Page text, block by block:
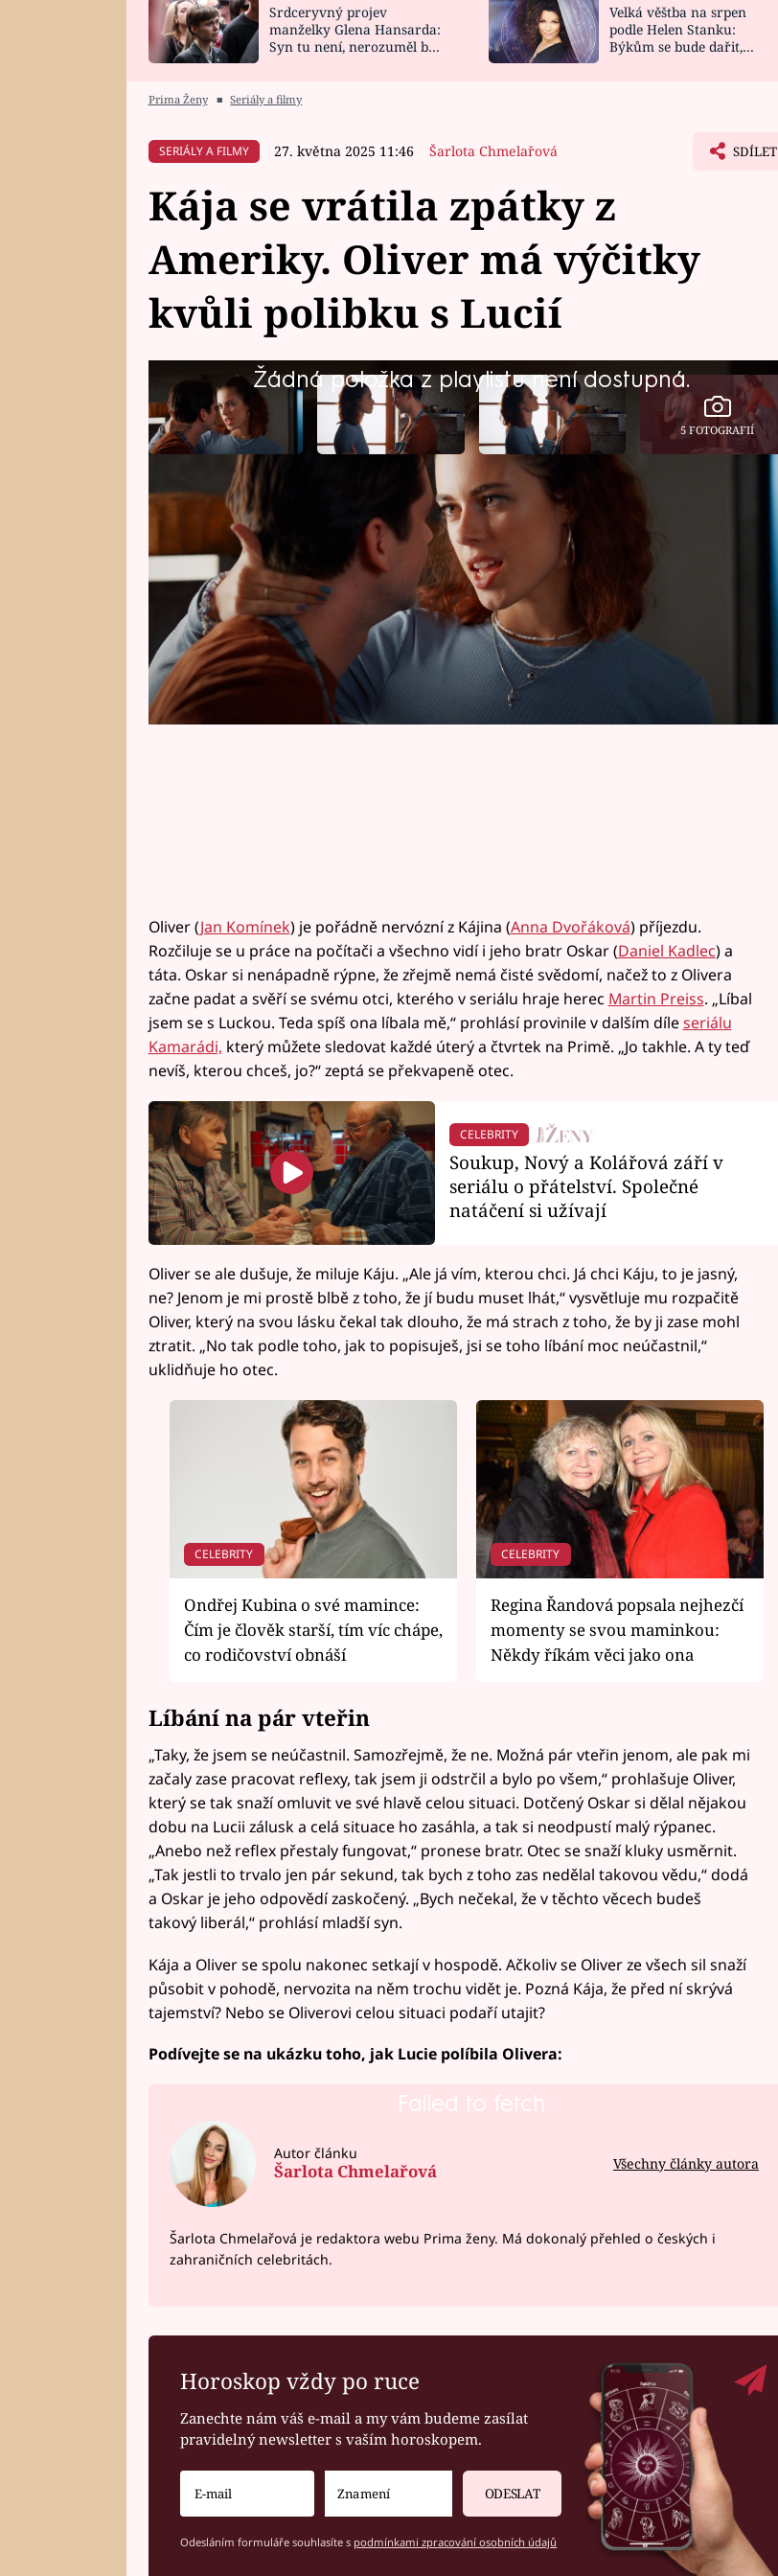
HOROSKOP NA
CELEBRITY
VAŘENÍ
NOVINKY
VIDEORECEPTY
Srdceryvný projev
manželky Glena Hansarda:
Syn tu není, nerozuměl by
Velká věštba na srpen
podle Helen Stanku:
Býkům se bude dařit,
Prima Ženy ■ Seriály a filmy
SERIÁLY A FILMY 27. května 2025 11:46 Šarlota Chmelařová SDÍLET
Kája se vrátila zpátky z
Ameriky. Oliver má výčitky
kvůli polibku s Lucií
Žádná položka z playlistu není dostupná.
5 FOTOGRAFIÍ
Kája (Anna Dvořáková) se konečně vrátila domů z Ameriky. Oliver (Jan
Komínek) má z jejího návratu smíšené pocity. Na jednu stranu se na
svou lásku strašně těší, na druhou stranu ho trápí pocit viny…
Oliver (Jan Komínek) je pořádně nervózní z Kájina (Anna Dvořáková) příjezdu.
Rozčiluje se u práce na počítači a všechno vidí i jeho bratr Oskar (Daniel Kadlec) a
táta. Oskar si nenápadně rýpne, že zřejmě nemá čisté svědomí, načež to z Olivera
začne padat a svěří se svému otci, kterého v seriálu hraje herec Martin Preiss. „Líbal
jsem se s Luckou. Teda spíš ona líbala mě,“ prohlásí provinile v dalším díleseriálu
Kamarádi, který můžete sledovat každé úterý a čtvrtek na Primě. „Jo takhle. A ty teď
nevíš, kterou chceš, jo?“ zeptá se překvapeně otec.
CELEBRITY
Soukup, Nový a Kolářová září v
seriálu o přátelství. Společné
natáčení si užívají
Oliver se ale dušuje, že miluje Káju. „Ale já vím, kterou chci. Já chci Káju, to je jasný,
ne? Jenom je mi prostě blbě z toho, že jí budu muset lhát,“ vysvětluje mu rozpačitě
Oliver, který na svou lásku čekal tak dlouho, že má strach z toho, že by ji zase mohl
ztratit. „No tak podle toho, jak to popisuješ, jsi se toho líbání moc neúčastnil,“
uklidňuje ho otec.
CELEBRITY
Ondřej Kubina o své mamince:
Čím je člověk starší, tím víc chápe,
co rodičovství obnáší
CELEBRITY
Regina Řandová popsala nejhezčí
momenty se svou maminkou:
Někdy říkám věci jako ona
Líbání na pár vteřin
„Taky, že jsem se neúčastnil. Samozřejmě, že ne. Možná pár vteřin jenom, ale pak mi
začaly zase pracovat reflexy, tak jsem ji odstrčil a bylo po všem,“ prohlašuje Oliver,
který se tak snaží omluvit ve své hlavě celou situaci. Dotčený Oskar si dělal nějakou
dobu na Lucii zálusk a celá situace ho zasáhla, a tak si neodpustí malý rýpanec.
„Anebo než reflex přestaly fungovat,“ pronese bratr. Otec se snaží kluky usměrnit.
„Tak jestli to trvalo jen pár sekund, tak bych z toho zas nedělal takovou vědu,“ dodá
a Oskar je jeho odpovědí zaskočený. „Bych nečekal, že v těchto věcech budeš
takový liberál,“ prohlásí mladší syn.
Kája a Oliver se spolu nakonec setkají v hospodě. Ačkoliv se Oliver ze všech sil snaží
působit v pohodě, nervozita na něm trochu vidět je. Pozná Kája, že před ní skrývá
tajemství? Nebo se Oliverovi celou situaci podaří utajit?
Podívejte se na ukázku toho, jak Lucie políbila Olivera:
Failed to fetch
Autor článku
Šarlota Chmelařová Všechny články autora
Šarlota Chmelařová je redaktora webu Prima ženy. Má dokonalý přehled o českých i
zahraničních celebritách.
Horoskop vždy po ruce
Zanechte nám váš e-mail a my vám budeme zasílat
pravidelný newsletter s vaším horoskopem.
ODESLAT
Odesláním formuláře souhlasíte s podmínkami zpracování osobních údajů